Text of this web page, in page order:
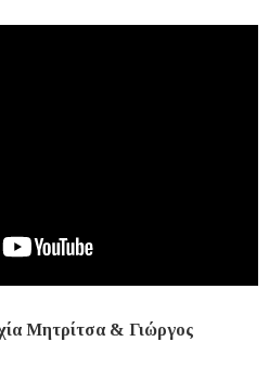
Μητρίτσα & Γιώργος